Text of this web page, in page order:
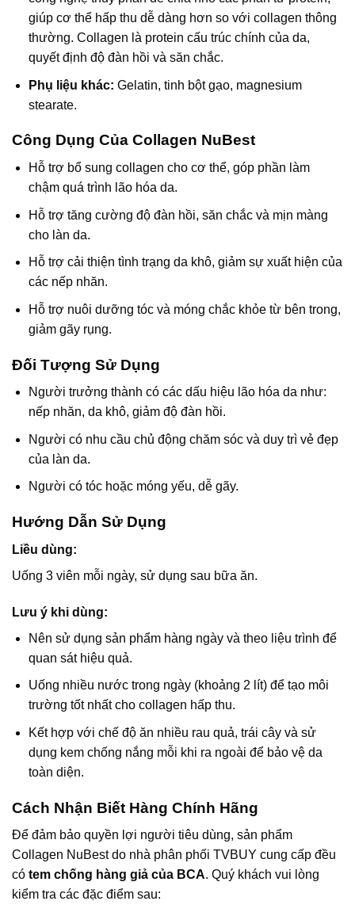
giúp cơ thể hấp thu dễ dàng hơn so với collagen thông
thường. Collagen là protein cấu trúc chính của da,
quyết định độ đàn hồi và săn chắc.
Phụ liệu khác: Gelatin, tinh bột gạo, magnesium
stearate.
Công Dụng Của Collagen NuBest
Hỗ trợ bổ sung collagen cho cơ thể, góp phần làm
chậm quá trình lão hóa da.
Hỗ trợ tăng cường độ đàn hồi, săn chắc và mịn màng
cho làn da.
Hỗ trợ cải thiện tình trạng da khô, giảm sự xuất hiện của
các nếp nhăn.
Hỗ trợ nuôi dưỡng tóc và móng chắc khỏe từ bên trong,
giảm gãy rụng.
Đối Tượng Sử Dụng
Người trưởng thành có các dấu hiệu lão hóa da như:
nếp nhăn, da khô, giảm độ đàn hồi.
Người có nhu cầu chủ động chăm sóc và duy trì vẻ đẹp
của làn da.
Người có tóc hoặc móng yếu, dễ gãy.
Hướng Dẫn Sử Dụng
Liều dùng:
Uống 3 viên mỗi ngày, sử dụng sau bữa ăn.
Lưu ý khi dùng:
Nên sử dụng sản phẩm hàng ngày và theo liệu trình để
quan sát hiệu quả.
Uống nhiều nước trong ngày (khoảng 2 lít) để tạo môi
trường tốt nhất cho collagen hấp thu.
Kết hợp với chế độ ăn nhiều rau quả, trái cây và sử
dụng kem chống nắng mỗi khi ra ngoài để bảo vệ da
toàn diện.
Cách Nhận Biết Hàng Chính Hãng
Để đảm bảo quyền lợi người tiêu dùng, sản phẩm
Collagen NuBest do nhà phân phối TVBUY cung cấp đều
có tem chống hàng giả của BCA. Quý khách vui lòng
kiểm tra các đặc điểm sau: